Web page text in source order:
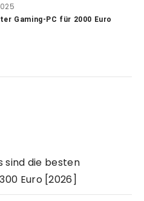
Gaming-PC für 2000 Euro
sind die besten
Euro [2026]